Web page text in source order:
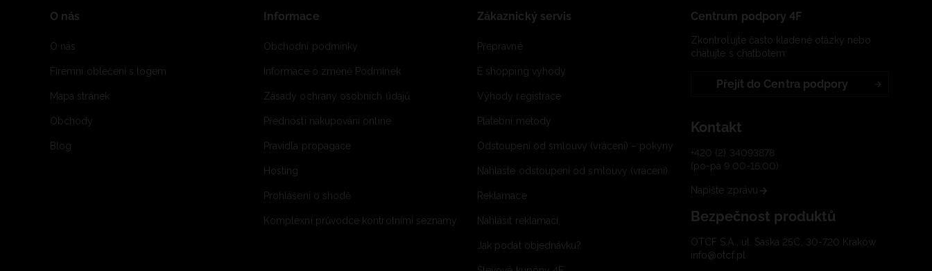
O nás
O nás
Firemní oblečení s logem
Mapa stránek
Obchody
Blog
Informace
Obchodní podmínky
Informace o změně Podmínek
Zásady ochrany osobních údajů
Přednosti nakupování online
Pravidla propagace
Hosting
Prohlášení o shodě
Komplexní průvodce kontrolními seznamy
Zákaznický servis
Přepravné
E shopping vyhody
Výhody registrace
Platební metody
Odstoupení od smlouvy (vrácení) – pokyny
Nahlaste odstoupení od smlouvy (vrácení)
Reklamace
Nahlásit reklamaci
Jak podat objednávku?
Centrum podpory 4F
Zkontrolujte často kladené otázky nebo
chatujte s chatbotem:
Přejít do Centra podpory
Kontakt
+420 (2) 34093878
(po-pá 9:00-16:00)
Napište zprávu
Bezpečnost produktů
OTCF S.A., ul. Saska 25C, 30-720 Kraków
info@otcf.pl